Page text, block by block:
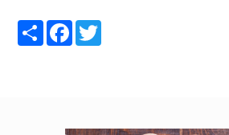
ShareFacebook